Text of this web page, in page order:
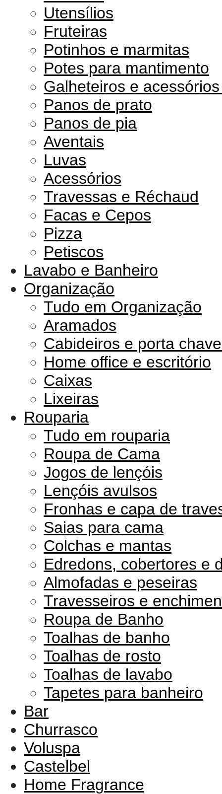
Utensílios
Fruteiras
Potinhos e marmitas
Potes para mantimento
Galheteiros e
Panos de prato
Panos de pia
Aventais
Luvas
Acessórios
Travessas e Réchaud
Facas e Cepos
Pizza
Petiscos
Lavabo e Banheiro
Organização
Tudo em Organização
Aramados
Cabideiros e porta
Home office e escritório
Caixas
Lixeiras
Rouparia
Tudo em rouparia
Roupa de Cama
Jogos de lençóis
Lençóis avulsos
Fronhas e capa de
Saias para cama
Colchas e mantas
Edredons, cobertores e
Almofadas e peseiras
Travesseiros e
Roupa de Banho
Toalhas de banho
Toalhas de rosto
Toalhas de lavabo
Tapetes para banheiro
Bar
Churrasco
Voluspa
Castelbel
Home Fragrance